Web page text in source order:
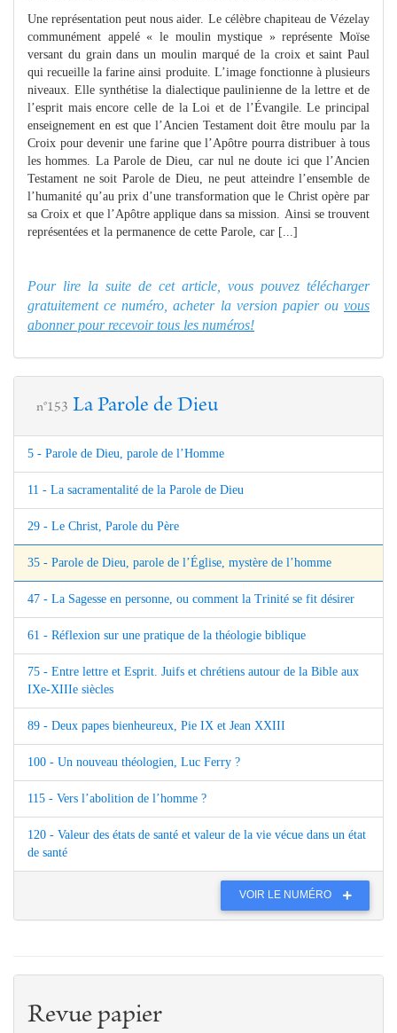
Une représentation peut nous aider. Le célèbre chapiteau de Vézelay
communément appelé « le moulin mystique » représente Moïse
versant du grain dans un moulin marqué de la croix et saint Paul
qui recueille la farine ainsi produite. L’image fonctionne à plusieurs
niveaux. Elle synthétise la dialectique paulinienne de la lettre et de
l’esprit mais encore celle de la Loi et de l’Évangile. Le principal
enseignement en est que l’Ancien Testament doit être moulu par la
Croix pour devenir une farine que l’Apôtre pourra distribuer à tous
les hommes. La Parole de Dieu, car nul ne doute ici que l’Ancien
Testament ne soit Parole de Dieu, ne peut atteindre l’ensemble de
l’humanité qu’au prix d’une transformation que le Christ opère par
sa Croix et que l’Apôtre applique dans sa mission. Ainsi se trouvent
représentées et la permanence de cette Parole, car [...]
Pour lire la suite de cet article, vous pouvez télécharger
gratuitement ce numéro, acheter la version papier ou vous
abonner pour recevoir tous les numéros!
n°153 La Parole de Dieu
5 - Parole de Dieu, parole de l’Homme
11 - La sacramentalité de la Parole de Dieu
29 - Le Christ, Parole du Père
35 - Parole de Dieu, parole de l’Église, mystère de l’homme
47 - La Sagesse en personne, ou comment la Trinité se fit désirer
61 - Réflexion sur une pratique de la théologie biblique
75 - Entre lettre et Esprit. Juifs et chrétiens autour de la Bible aux
IXe-XIIIe siècles
89 - Deux papes bienheureux, Pie IX et Jean XXIII
100 - Un nouveau théologien, Luc Ferry ?
115 - Vers l’abolition de l’homme ?
120 - Valeur des états de santé et valeur de la vie vécue dans un état
de santé
VOIR LE NUMÉRO
Revue papier